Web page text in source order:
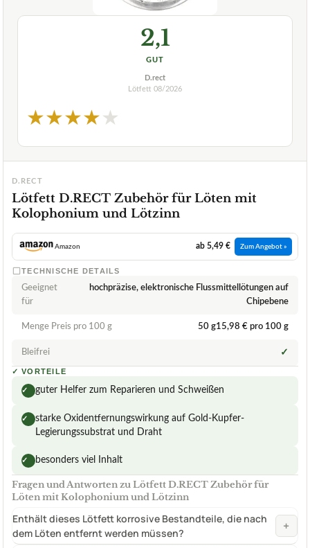
2,1
GUT
D.rect
Lötfett 08/2026
★★★★★
D.RECT
Lötfett D.RECT Zubehör für Löten mit
Kolophonium und Lötzinn
Amazon ab 5,49 € Zum Angebot »
TECHNISCHE DETAILS
Geeignet
für
hochpräzise, elektronische Flussmittellötungen auf
Chipebene
Menge Preis pro 100 g 50 g15,98 € pro 100 g
Bleifrei ✓
✓ VORTEILE
✓ guter Helfer zum Reparieren und Schweißen
✓
starke Oxidentfernungswirkung auf Gold-Kupfer-
Legierungssubstrat und Draht
✓ besonders viel Inhalt
Fragen und Antworten zu Lötfett D.RECT Zubehör für
Löten mit Kolophonium und Lötzinn
Enthält dieses Lötfett korrosive Bestandteile, die nach
dem Löten entfernt werden müssen?
+